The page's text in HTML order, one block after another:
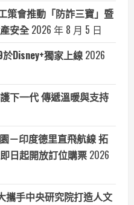
策會推動「防詐三寶」暨
安全 2026 年 8 月 5 日
Disney+獨家上線 2026
下一代 傳遞溫暖與支持
－印度德里直飛航線 拓
日起開放訂位購票 2026
手中央研究院打造人文